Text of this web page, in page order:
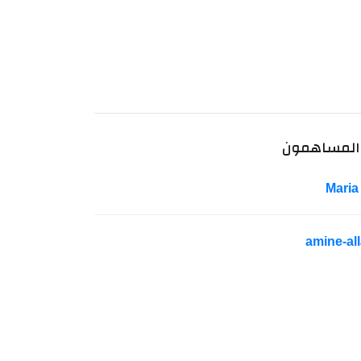
المساهمون
Maria
amine-